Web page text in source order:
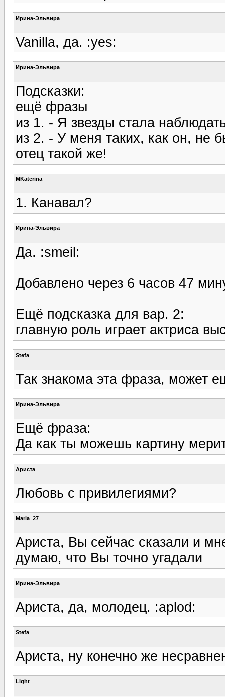
Ирина-Эльвира
Vanilla, да. :yes:
Ирина-Эльвира
Подсказки:
ещё фразы
из 1. - Я звезды стала
из 2. - У меня таких, как он, не
отец такой же!
MKaterina
1. Канавал?
Ирина-Эльвира
Да. :smeil:
Добавлено через 6 часов 47
Ещё подсказка для вар. 2:
главную роль играет актриса
Stefa
Так знакома эта фраза, может
Ирина-Эльвира
Ещё фраза:
Да как ты можешь картину
Ариста
Любовь с привилегиями?
Maria_27
Ариста, Вы сейчас сказали и
думаю, что Вы точно угадали
Ирина-Эльвира
Ариста, да, молодец. :aplod:
Stefa
Ариста, ну конечно же
Light